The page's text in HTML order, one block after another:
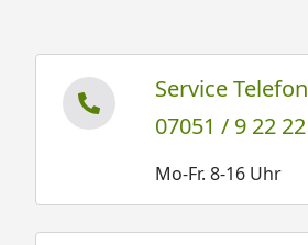
Service Telefon
07051 / 9 22 22
Mo-Fr. 8-16 Uhr